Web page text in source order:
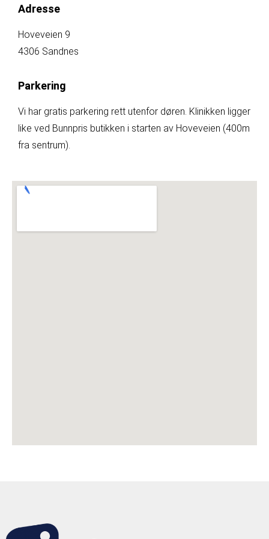
Adresse
Hoveveien 9
4306 Sandnes
Parkering
Vi har gratis parkering rett utenfor døren. Klinikken ligger
like ved Bunnpris butikken i starten av Hoveveien (400m
fra sentrum).